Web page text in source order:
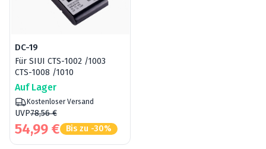
DC-19
Für SIUI CTS-1002 /1003
CTS-1008 /1010
Auf Lager
Kostenloser Versand
UVP78,56 €
54,99 € Bis zu -30%